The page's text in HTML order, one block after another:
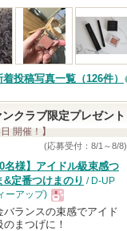
着投稿写真一覧（126件）
クラブ限定プレゼント
開催！】
(応募受付：8/1～8/8)
名様】アイドル級束感つ
&定番つけまのり / D-UP
ーアップ)
現
バランスの束感でアイド
のまつげに！